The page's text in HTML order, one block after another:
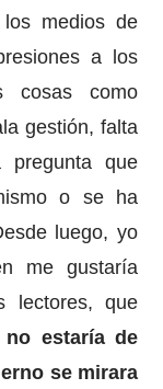
medios de
a los
cosas como
gestión, falta
pregunta que
o se ha
luego, yo
me gustaría
lectores, que
no estaría de
se mirara